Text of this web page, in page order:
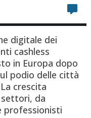
digitale dei
cashless
in Europa dopo
podio delle città
crescita
da
professionisti